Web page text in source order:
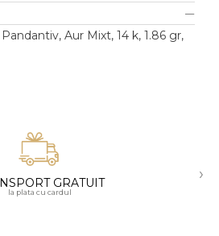
Aur Mixt, 14 k, 1.86 gr,
GRATUIT
la plata cu cardul
›